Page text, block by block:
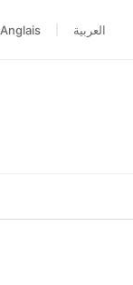
Anglais العربية